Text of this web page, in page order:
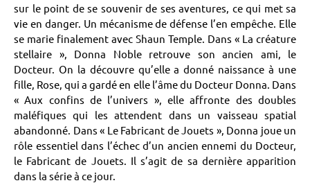
sur le point de se souvenir de ses aventures, ce qui met sa
vie en danger. Un mécanisme de défense l’en empêche. Elle
se marie finalement avec Shaun Temple. Dans « La créature
stellaire », Donna Noble retrouve son ancien ami, le
Docteur. On la découvre qu’elle a donné naissance à une
fille, Rose, qui a gardé en elle l’âme du Docteur Donna. Dans
« Aux confins de l’univers », elle affronte des doubles
maléfiques qui les attendent dans un vaisseau spatial
abandonné. Dans « Le Fabricant de Jouets », Donna joue un
rôle essentiel dans l’échec d’un ancien ennemi du Docteur,
le Fabricant de Jouets. Il s’agit de sa dernière apparition
dans la série à ce jour.